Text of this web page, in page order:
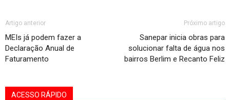
Artigo anterior
MEIs já podem fazer a
Declaração Anual de
Faturamento
Próximo artigo
Sanepar inicia obras para
solucionar falta de água nos
bairros Berlim e Recanto Feliz
ACESSO RÁPIDO